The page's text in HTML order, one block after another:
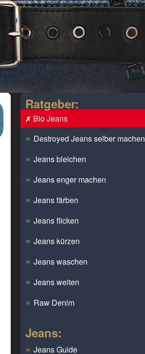
Ratgeber:
Bio Jeans
Destroyed Jeans selber machen
Jeans bleichen
Jeans enger machen
Jeans färben
Jeans flicken
Jeans kürzen
Jeans waschen
Jeans weiten
Raw Denim
Jeans:
Jeans Guide